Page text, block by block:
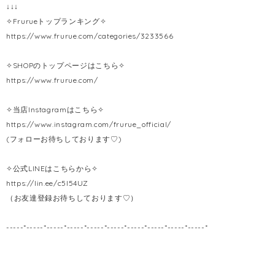
↓↓↓
✧Frurueトップランキング✧
https://www.frurue.com/categories/3233566
✧SHOPのトップページはこちら✧
https://www.frurue.com/
✧当店Instagramはこちら✧
https://www.instagram.com/frurue_official/
(フォローお待ちしております♡)
✧公式LINEはこちらから✧
https://lin.ee/c5l54UZ
（お友達登録お待ちしております♡）
-----*-----*-----*-----*-----*-----*-----*-----*-----*-----*